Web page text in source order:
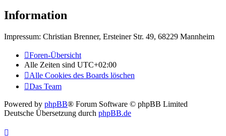
Information
Impressum: Christian Brenner, Ersteiner Str. 49, 68229 Mannheim
Foren-Übersicht
Alle Zeiten sind UTC+02:00
Alle Cookies des Boards löschen
Das Team
Powered by phpBB® Forum Software © phpBB Limited
Deutsche Übersetzung durch phpBB.de